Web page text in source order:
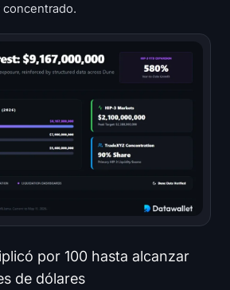
por 100 hasta alcanzar
de dólares